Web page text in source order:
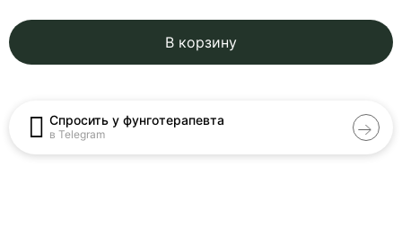
В корзину
Спросить у фунготерапевта
в Telegram